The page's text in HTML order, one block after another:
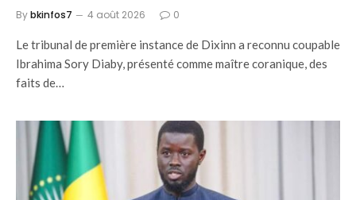
Bybkinfos7 4 août 2026 0
Le tribunal de première instance de Dixinn a reconnu coupable
Ibrahima Sory Diaby, présenté comme maître coranique, des
faits de…